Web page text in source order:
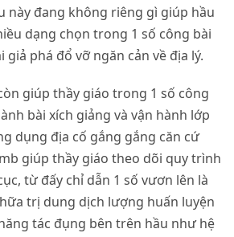
này đang không riêng gì giúp hầu
dạng chọn trong 1 số công bài
phá đổ vỡ ngăn cản về địa lý.
giúp thầy giáo trong 1 số công
bài xích giảng và vận hành lớp
dụng địa cố gắng gắng căn cứ
giúp thầy giáo theo dõi quy trình
từ đấy chỉ dẫn 1 số vươn lên là
trị dung dịch lượng huấn luyện
tác đụng bên trên hầu như hệ